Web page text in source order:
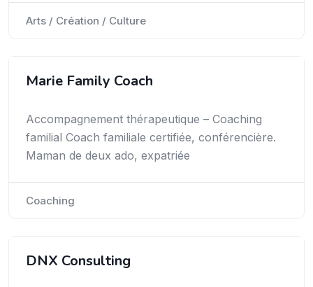
Arts / Création / Culture
Marie Family Coach
Accompagnement thérapeutique – Coaching
familial Coach familiale certifiée, conférencière.
Maman de deux ado, expatriée
Coaching
DNX Consulting